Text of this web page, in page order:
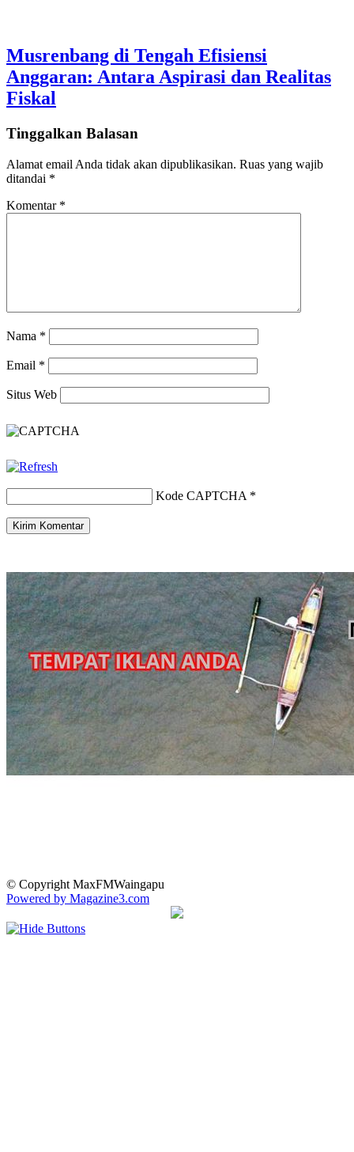
Musrenbang di Tengah Efisiensi
Anggaran: Antara Aspirasi dan Realitas
Fiskal
Tinggalkan Balasan
Alamat email Anda tidak akan dipublikasikan. Ruas yang wajib
ditandai *
Komentar *
Nama *
Email *
Situs Web
Kode CAPTCHA *
© Copyright MaxFMWaingapu
Powered by Magazine3.com